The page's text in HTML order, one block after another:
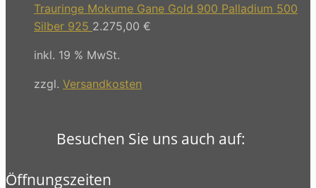
Trauringe Mokume Gane Gold 900 Palladium 500
Silber 925 2.275,00 €
inkl. 19 % MwSt.
zzgl. Versandkosten
Besuchen Sie uns auch auf:
Öffnungszeiten